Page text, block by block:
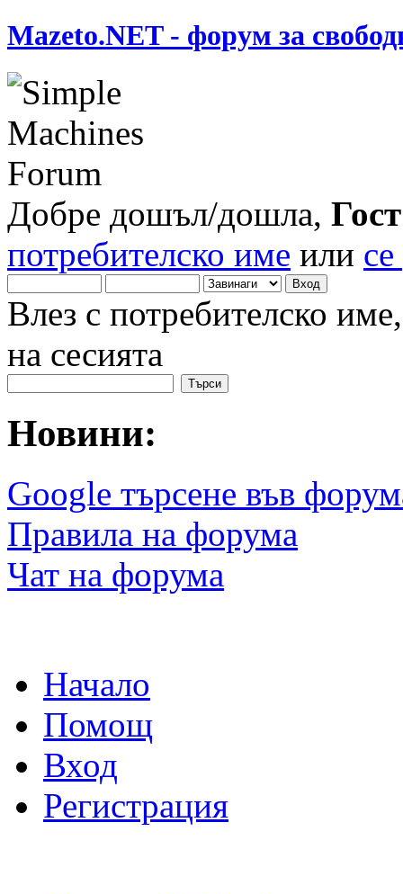
Mazeto.NET - форум за
Добре дошъл/дошла, Гост
потребителско име или
Влез с потребителско
на сесията
Новини:
Google търсене във
Правила на форума
Чат на форума
Начало
Помощ
Вход
Регистрация